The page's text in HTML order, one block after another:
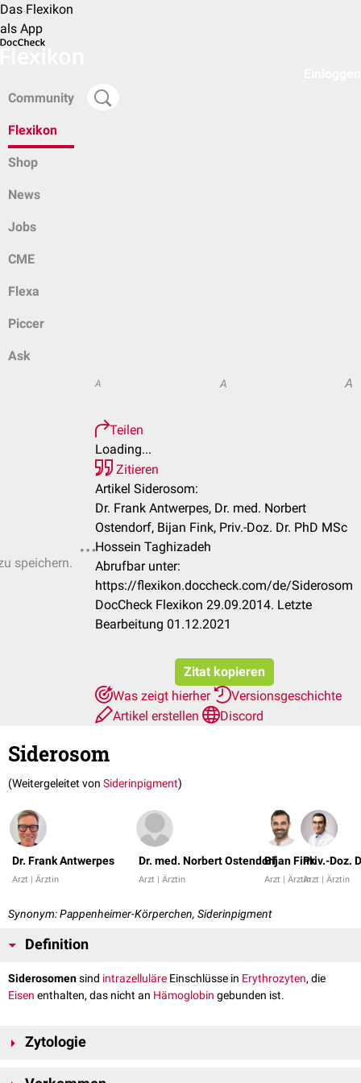
Das Flexikon
als App
Community
Flexikon
Shop
News
Jobs
CME
Flexa
Piccer
Ask
speichern.
A A A
Teilen
Loading...
Zitieren
Artikel Siderosom:
Dr. Frank Antwerpes, Dr. med. Norbert
Ostendorf, Bijan Fink, Priv.-Doz. Dr. PhD MSc
Hossein Taghizadeh
Abrufbar unter:
https://flexikon.doccheck.com/de/Siderosom
DocCheck Flexikon 29.09.2014. Letzte
Bearbeitung 01.12.2021
Zitat kopieren
Was zeigt hierher
Versionsgeschichte
Artikel erstellen
Discord
Siderosom
(Weitergeleitet von Siderinpigment)
Dr. Frank Antwerpes
Arzt | Ärztin
Dr. med. Norbert Ostendorf
Arzt | Ärztin
Bijan Fink
Arzt | Ärztin
Priv.-Doz.
Arzt | Ärztin
Synonym: Pappenheimer-Körperchen, Siderinpigment
Definition
Siderosomensind intrazelluläre Einschlüsse in Erythrozyten, die
Eisen enthalten, das nicht an Hämoglobin gebunden ist.
Zytologie